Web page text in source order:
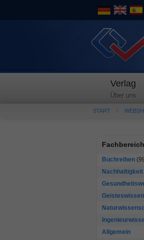
Verlag
Über uns
START
Buchreihen
Nachhaltigkeit
Allgemein